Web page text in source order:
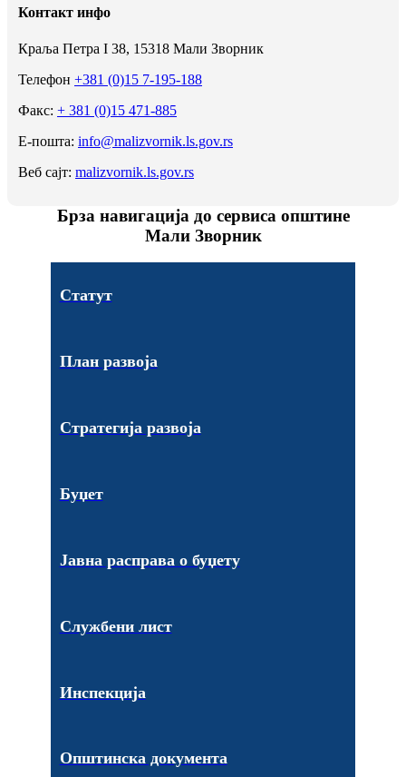
Контакт инфо
Краља Петра I 38, 15318 Мали Зворник
Телефон +381 (0)15 7-195-188
Факс: + 381 (0)15 471-885
Е-пошта: info@malizvornik.ls.gov.rs
Веб сајт: malizvornik.ls.gov.rs
Брза навигација до сервиса општине
Мали Зворник
Статут
План развоја
Стратегија развоја
Буџет
Јавна расправа о буџету
Службени лист
Инспекција
Општинска документа